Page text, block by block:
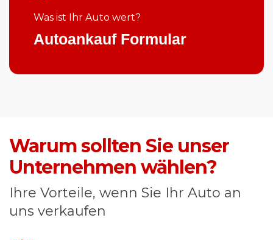
Was ist Ihr Auto wert?
Autoankauf Formular
Warum sollten Sie unser
Unternehmen wählen?
Ihre Vorteile, wenn Sie Ihr Auto an
uns verkaufen